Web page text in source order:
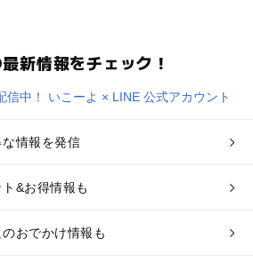
新情報をチェック！
情報を発信
&お得情報も
おでかけ情報も